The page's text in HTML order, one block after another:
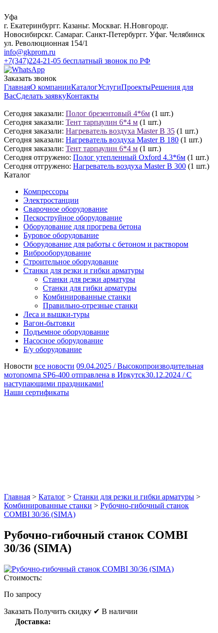
Уфа
г. Екатеринбургг. Казаньг. Москваг. Н.Новгородг.
Новосибирскг. Самараг. Санкт-Петербургг. Уфаг. Челябинск
ул. Революционная 154/1
info@gkprom.ru
+7(347)224-21-05 бесплатный звонок по РФ
Заказать звонок
ГлавнаяО компанииКаталогУслугиПроектыРешения для
ВасСделать заявкуКонтакты
Сегодня заказали: Полог брезентовый 4*6м (1 шт.)
Сегодня заказали: Тент тарпаулин 6*4 м (1 шт.)
Сегодня заказали: Нагреватель воздуха Master B 35 (1 шт.)
Сегодня заказали: Нагреватель воздуха Master B 180 (1 шт.)
Сегодня заказали: Тент тарпаулин 6*4 м (1 шт.)
Сегодня отгружено: Полог утепленный Oxford 4.3*6м (1 шт.)
Сегодня отгружено: Нагреватель воздуха Master B 300 (1 шт.)
Каталог
Компрессоры
Электростанции
Сварочное оборудование
Пескоструйное оборудование
Оборудование для прогрева бетона
Буровое оборудование
Оборудование для работы с бетоном и раствором
Виброоборудование
Строительное оборудование
Станки для резки и гибки арматуры
Станки для резки арматуры
Станки для гибки арматуры
Комбинированные станки
Правильно-отрезные станки
Леса и вышки-туры
Вагон-бытовки
Подъемное оборудование
Насосное оборудование
Б/у оборудование
Новости все новости 09.04.2025 /Высокопроизводительная
мотопомпа SP6-400 отправлена в Иркутск30.12.2024 /С
наступающими праздниками!
Наши сертификаты
Главная > Каталог > Станки для резки и гибки арматуры >
Комбинированные станки > Рубочно-гибочный станок
COMBI 30/36 (SIMA)
Рубочно-гибочный станок COMBI
30/36 (SIMA)
Стоимость:
По запросу
Заказать Получить скидку ✔ В наличии
Доставка: